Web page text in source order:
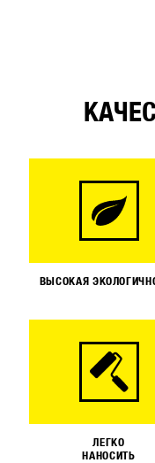
ВЫСОКАЯ
ЛЕГКО
НАНОСИТЬ